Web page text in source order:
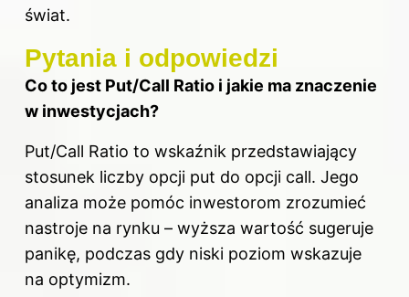
świat.
Pytania i odpowiedzi
Co to jest Put/Call Ratio i jakie ma znaczenie
w inwestycjach?
Put/Call Ratio to wskaźnik przedstawiający
stosunek liczby opcji put do opcji call. Jego
analiza może pomóc inwestorom zrozumieć
nastroje na rynku – wyższa wartość sugeruje
panikę, podczas gdy niski poziom wskazuje
na optymizm.